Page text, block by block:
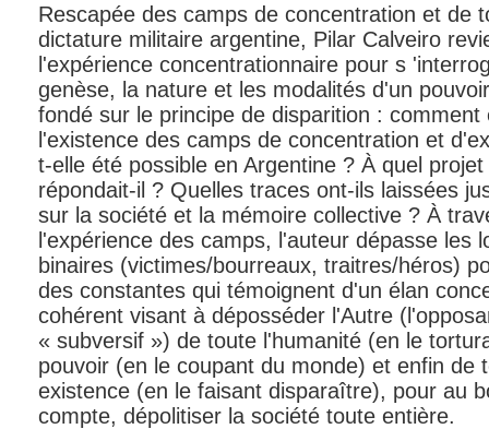
Rescapée des camps de concentration et de
dictature militaire argentine, Pilar Calveiro
l'expérience concentrationnaire pour s
genèse, la nature et les modalités d'un
fondé sur le principe de disparition : comment
l'existence des camps de concentration et
t-elle été possible en Argentine ? À quel projet
répondait-il ? Quelles traces ont-ils laissées
sur la société et la mémoire collective ? À
l'expérience des camps, l'auteur dépasse les
binaires (victimes/bourreaux, traitres/héros)
des constantes qui témoignent d'un élan
cohérent visant à déposséder l'Autre
« subversif ») de toute l'humanité (en le
pouvoir (en le coupant du monde) et enfin de
existence (en le faisant disparaître), pour au
compte, dépolitiser la société toute entière.